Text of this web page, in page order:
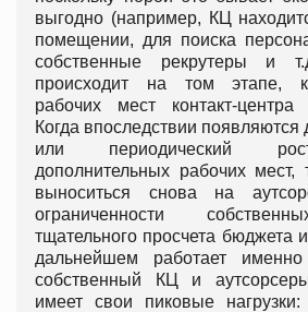
выгодно (например, КЦ
помещении, для поиска
собственные рекрутеры и
происходит на том этапе,
рабочих мест контакт-центра
Когда впоследствии появляются
или периодический
дополнительных рабочих
выноситься снова на
ограниченности
тщательного просчета бюджета
дальнейшем работает
собственный КЦ и
имеет свои пиковые нагрузки: